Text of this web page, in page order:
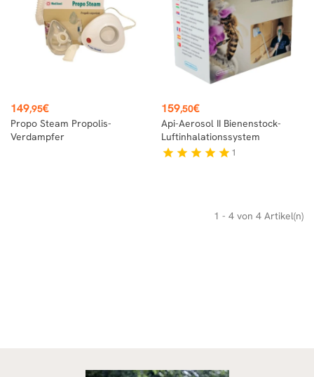
Preis
149,95€
Propo Steam Propolis-
Verdampfer
Preis
159,50€
Api-Aerosol II Bienenstock-
Luftinhalationssystem
star star star star star 1
1 - 4 von 4 Artikel(n)